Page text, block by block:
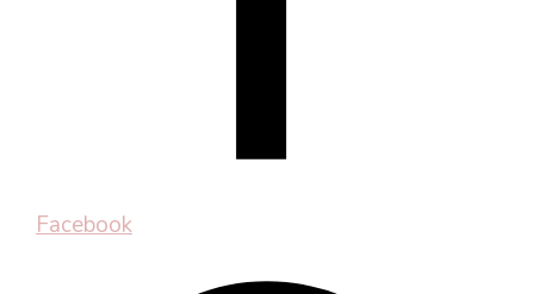
Facebook